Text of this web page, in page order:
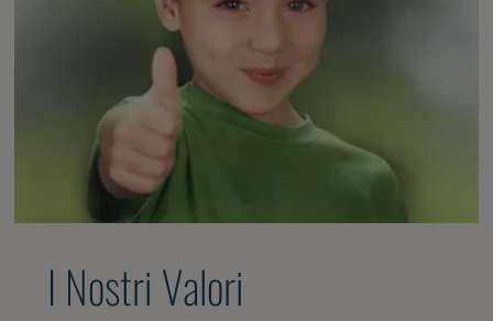
I Nostri Valori